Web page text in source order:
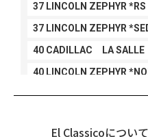
37 LINCOLN ZEPHYR *RS
37 LINCOLN ZEPHYR
40 CADILLAC LA SALLE
40 LINCOLN ZEPHYR
40 LINCOLN ZEPHYR
El Classicoについて